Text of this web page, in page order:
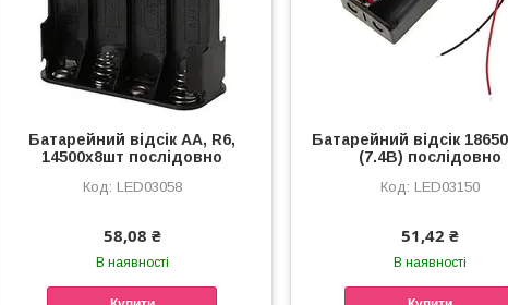
Батарейний відсік АА, R6,
14500х8шт послідовно
LED03058
58,08 ₴
В наявності
Батарейний відсік
(7.4В) послідовно
LED03150
51,42 ₴
В наявності